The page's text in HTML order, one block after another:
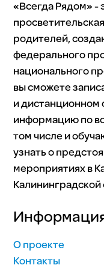
«Всегда Рядом» -
родителей,
федерального
национального
вы сможете
и дистанционном
информацию по
том числе и
узнать о
мероприятиях в
Калининградской
О проекте
Контакты